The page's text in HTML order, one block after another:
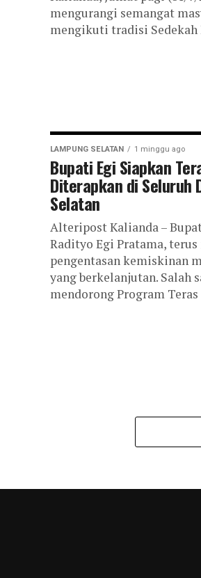
mengurangi semangat
mengikuti tradisi Sedekah
LAMPUNG SELATAN 1 minggu ago
Bupati Egi Siapkan
Diterapkan di Seluruh
Selatan
Alteripost Kalianda –
Radityo Egi Pratama,
pengentasan kemiskinan
yang berkelanjutan. Salah
mendorong Program Teras